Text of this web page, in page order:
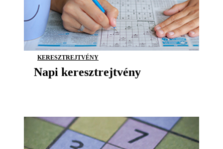
KERESZTREJTVÉNY
Napi keresztrejtvény